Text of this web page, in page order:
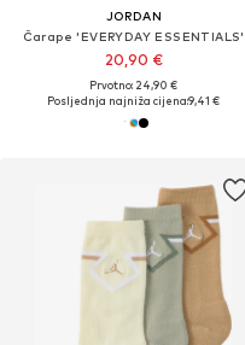
JORDAN
Čarape 'EVERYDAY ESSENTIALS'
20,90 €
Prvotno: 24,90 €
Posljednja najniža cijena:9,41 €